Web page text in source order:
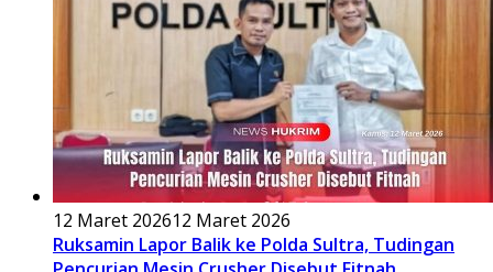
12 Maret 202612 Maret 2026
Ruksamin Lapor Balik ke Polda Sultra, Tudingan